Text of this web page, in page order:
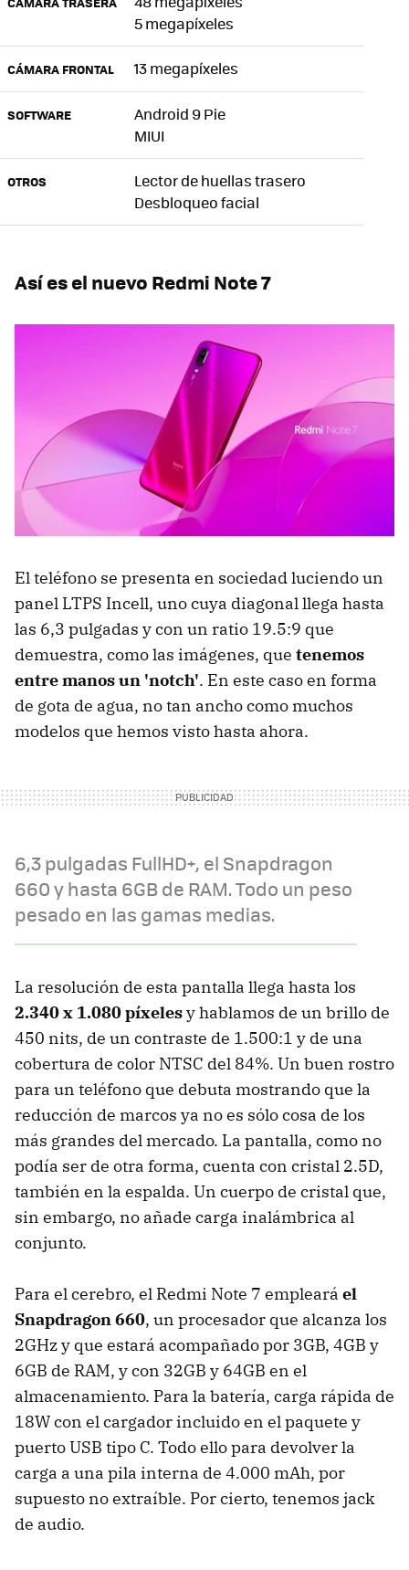
5 megapíxeles
CÁMARA FRONTAL 13 megapíxeles
SOFTWARE
Android 9 Pie
MIUI
OTROS
Lector de huellas trasero
Desbloqueo facial
Así es el nuevo Redmi Note 7
El teléfono se presenta en sociedad luciendo un
panel LTPS Incell, uno cuya diagonal llega hasta
las 6,3 pulgadas y con un ratio 19.5:9 que
demuestra, como las imágenes, que tenemos
entre manos un 'notch'. En este caso en forma
de gota de agua, no tan ancho como muchos
modelos que hemos visto hasta ahora.
6,3 pulgadas FullHD+, el Snapdragon
660 y hasta 6GB de RAM. Todo un peso
pesado en las gamas medias.
La resolución de esta pantalla llega hasta los
2.340 x 1.080 píxelesy hablamos de un brillo de
450 nits, de un contraste de 1.500:1 y de una
cobertura de color NTSC del 84%. Un buen rostro
para un teléfono que debuta mostrando que la
reducción de marcos ya no es sólo cosa de los
más grandes del mercado. La pantalla, como no
podía ser de otra forma, cuenta con cristal 2.5D,
también en la espalda. Un cuerpo de cristal que,
sin embargo, no añade carga inalámbrica al
conjunto.
Para el cerebro, el Redmi Note 7 empleará el
Snapdragon 660, un procesador que alcanza los
2GHz y que estará acompañado por 3GB, 4GB y
6GB de RAM, y con 32GB y 64GB en el
almacenamiento. Para la batería, carga rápida de
18W con el cargador incluido en el paquete y
puerto USB tipo C. Todo ello para devolver la
carga a una pila interna de 4.000 mAh, por
supuesto no extraíble. Por cierto, tenemos jack
de audio.